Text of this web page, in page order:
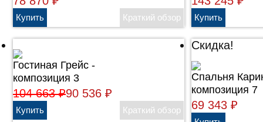
Гостиная Грейс -
композиция 3
104 663₽90 536₽
Скидка!
Cпальня
композиция 7
69 343₽